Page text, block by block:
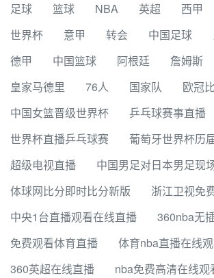
足球 篮球 NBA 英超 西甲
世界杯
意甲 转会 中国足球
德甲
中国篮球 阿根廷 詹姆斯
皇家马德里
76人 国家队
欧冠
中国女篮晋级世界杯
乒乓球赛事直播
世界杯直播乒乓球赛
葡萄牙世界杯历
超级电视直播
中国男足对日本男足现
体球网比分即时比分新版
浙江卫视免
中央1台直播观看在线直播
360nba无
免费观看体育直播
体育nba直播在线
360英超在线直播
nba免费高清在线观